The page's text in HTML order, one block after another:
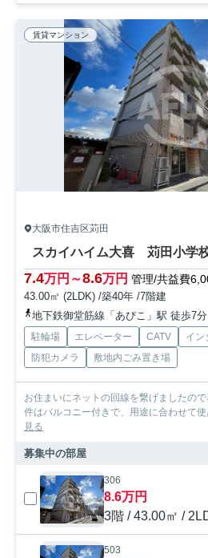
賃貸マンション
大阪市住吉区苅田
スカイハイム大喜 苅田小学
7.4万円～8.6万円 管理/共益費
43.00㎡ (2LDK) /築40年 /7階建
地下鉄御堂筋線「あびこ」駅 徒歩7分
駐輪場 エレベーター CATV
イン
防犯カメラ
敷地内ごみ置き場
お住まいにネットの回線を繋げましたの
件はバルコニー付きで、用途に合わせて
見る
募集中の部屋
306
8.6万円
3階 / 43.00㎡ /
503